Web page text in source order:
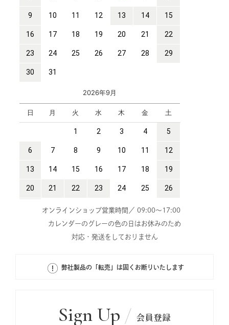
オンラインショップ営業時間／ 09:00～17:00
カレンダーのグレーの色の日はお休みのため
対応・発送をしておりません
弊社製品の「転売」は固くお断りいたします
Sign Up 会員登録